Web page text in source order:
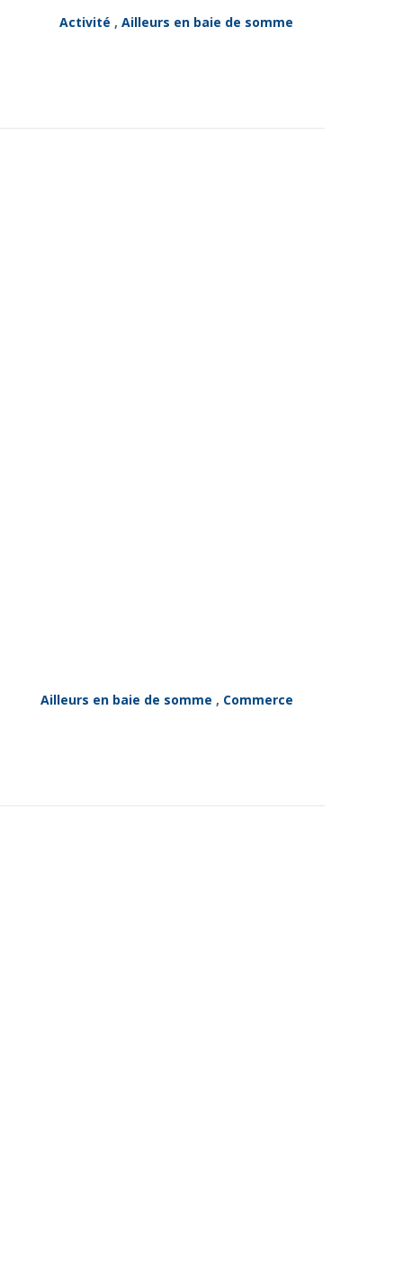
Activité , Ailleurs en baie de somme
Ailleurs en baie de somme , Commerce